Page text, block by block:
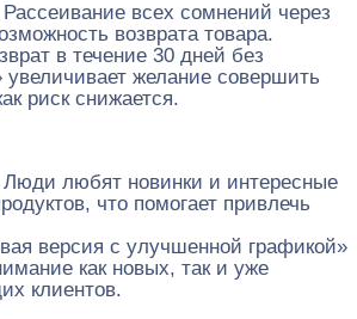
всех сомнений через
возврата товара.
в течение 30 дней без
увеличивает желание совершить
риск снижается.
любят новинки и интересные
что помогает привлечь
версия с улучшенной графикой»
как новых, так и уже
клиентов.